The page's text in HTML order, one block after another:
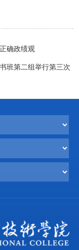
确政绩观
班第二组举行第三次